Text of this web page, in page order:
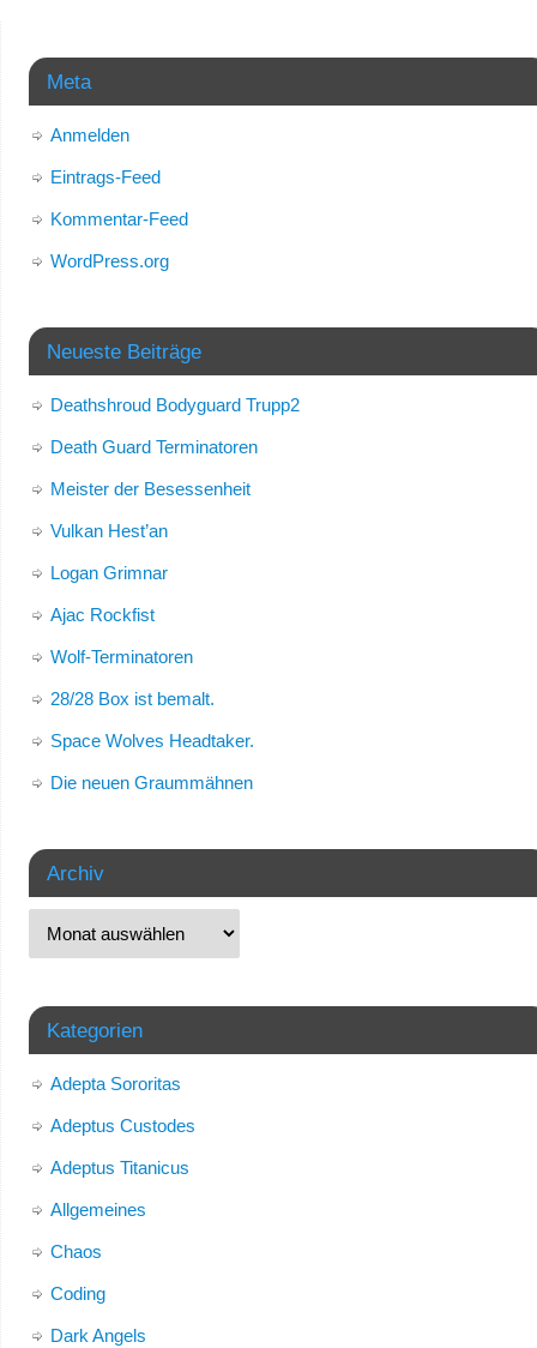
Meta
Anmelden
Eintrags-Feed
Kommentar-Feed
WordPress.org
Neueste Beiträge
Deathshroud Bodyguard Trupp2
Death Guard Terminatoren
Meister der Besessenheit
Vulkan Hest’an
Logan Grimnar
Ajac Rockfist
Wolf-Terminatoren
28/28 Box ist bemalt.
Space Wolves Headtaker.
Die neuen Graummähnen
Archiv
Kategorien
Adepta Sororitas
Adeptus Custodes
Adeptus Titanicus
Allgemeines
Chaos
Coding
Dark Angels